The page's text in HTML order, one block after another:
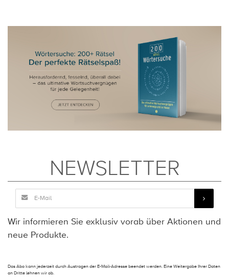
NEWSLETTER
Wir informieren Sie exklusiv vorab über Aktionen und
neue Produkte.
Das Abo kann jederzeit durch Austragen der E-Mail-Adresse beendet werden. Eine Weitergabe Ihrer Daten
an Dritte lehnen wir ab.